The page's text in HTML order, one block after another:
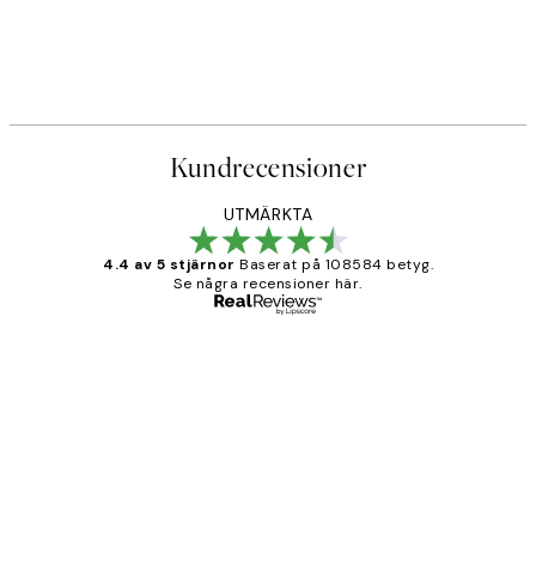
Kundrecensioner
UTMÄRKTA
4.4 av 5 stjärnor Baserat på 108584 betyg.
Se några recensioner här.